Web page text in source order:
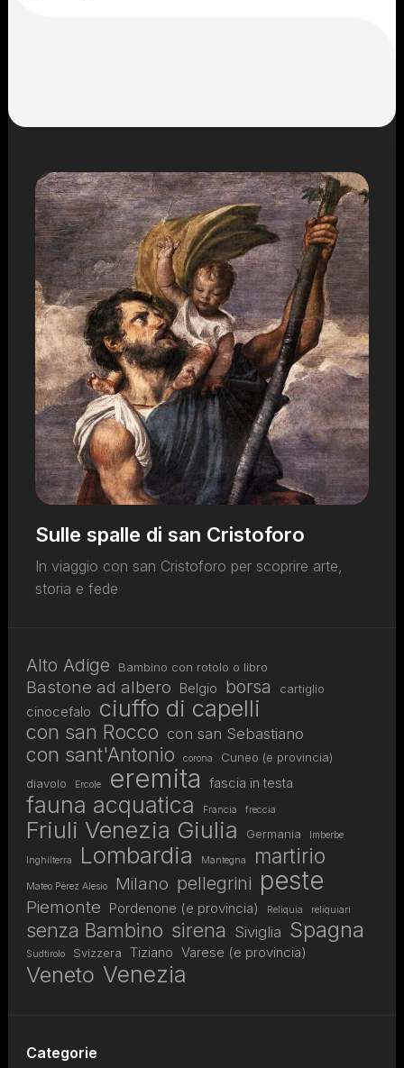
Sulle spalle di san Cristoforo
In viaggio con san Cristoforo per scoprire arte,
storia e fede
Alto Adige Bambino con rotolo o libro
Bastone ad albero Belgio borsa cartiglio
cinocefalo ciuffo di capelli
con san Rocco con san Sebastiano
con sant'Antonio corona
Cuneo (e provincia)
diavolo
Ercole eremita fascia in testa
fauna acquatica Francia freccia
Friuli Venezia Giulia Germania Imberbe
Inghilterra Lombardia Mantegna martirio
Mateo Pérez Alesio Milano pellegrini peste
Piemonte Pordenone (e provincia) Reliquia reliquiari
senza Bambino sirena Siviglia Spagna
Sudtirolo Svizzera Tiziano Varese (e provincia)
Veneto Venezia
Categorie